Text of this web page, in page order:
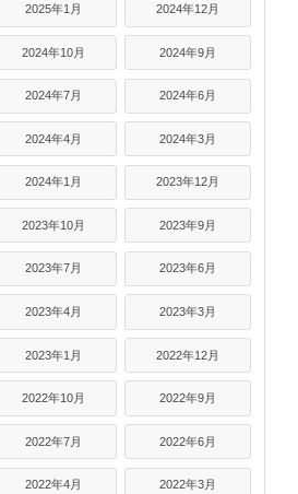
2025年1月 2024年12月
2024年10月 2024年9月
2024年7月 2024年6月
2024年4月 2024年3月
2024年1月 2023年12月
2023年10月 2023年9月
2023年7月 2023年6月
2023年4月 2023年3月
2023年1月 2022年12月
2022年10月 2022年9月
2022年7月 2022年6月
2022年4月 2022年3月